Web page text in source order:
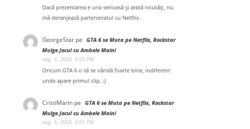
Dacă prezentarea e una serioasă și arată noutăți, nu
mă deranjează parteneriatul cu Netflix.
GeorgeStar pe GTA 6 se Muta pe Netflix, Rockstar
Mulge Jocul cu Ambele Maini
aug. 6, 2026, 6:05 PM
Oricum GTA 6 o să se vândă foarte bine, indiferent
unde apare primul clip. :)
CristiMarin pe GTA 6 se Muta pe Netflix, Rockstar
Mulge Jocul cu Ambele Maini
aug. 6, 2026, 6:01 PM